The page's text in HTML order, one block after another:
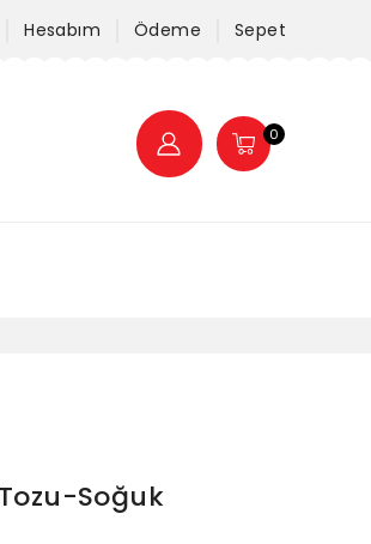
Hesabım Ödeme Sepet
0
Soğuk